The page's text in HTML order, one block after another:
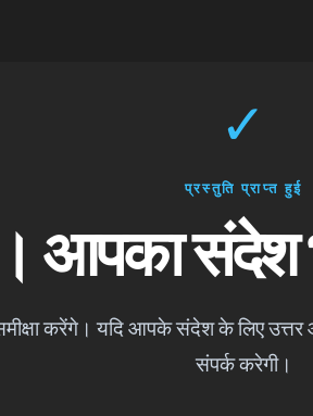
✓
प्रस्तुति प्राप्त हुई
आपका संदेश
करेंगे। यदि आपके संदेश के लिए
संपर्क करेगी।